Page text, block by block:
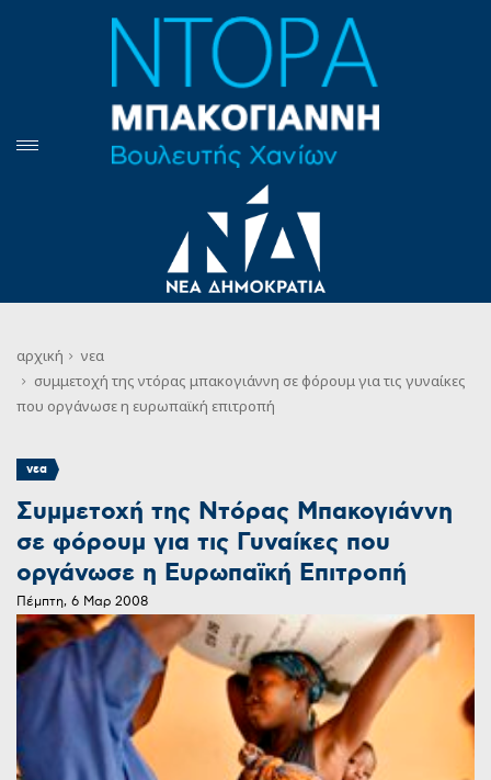
αρχική
νεα
συμμετοχή της ντόρας μπακογιάννη σε φόρουμ για τις γυναίκες
που οργάνωσε η ευρωπαϊκή επιτροπή
νεα
Συμμετοχή της Ντόρας Μπακογιάννη
σε φόρουμ για τις Γυναίκες που
οργάνωσε η Ευρωπαϊκή Επιτροπή
Πέμπτη, 6 Μαρ 2008